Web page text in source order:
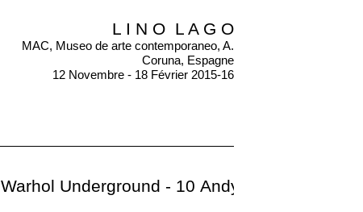
L I N O L A G O
MAC, Museo de arte contemporaneo, A.
Coruna, Espagne
12 Novembre - 18 Février 2015-16
Warhol Underground - 10 Andy's